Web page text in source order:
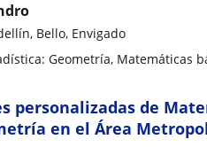
Bello, Envigado
Geometría, Matemáticas
personalizadas de
en el Área